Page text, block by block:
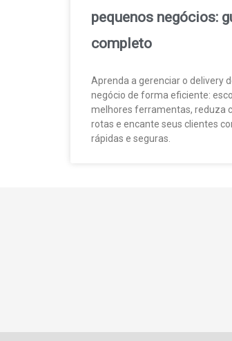
pequenos negócios:
completo
Aprenda a gerenciar o delivery
negócio de forma eficiente:
melhores ferramentas, reduza
rotas e encante seus clientes
rápidas e seguras.